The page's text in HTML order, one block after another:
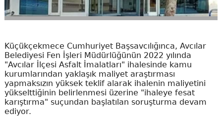
Küçükçekmece Cumhuriyet Başsavcılığınca, Avcılar
Belediyesi Fen İşleri Müdürlüğünün 2022 yılında
"Avcılar İlçesi Asfalt İmalatları" ihalesinde kamu
kurumlarından yaklaşık maliyet araştırması
yapmaksızın yüksek teklif alarak ihalenin maliyetini
yükselttiğinin belirlenmesi üzerine "ihaleye fesat
karıştırma" suçundan başlatılan soruşturma devam
ediyor.